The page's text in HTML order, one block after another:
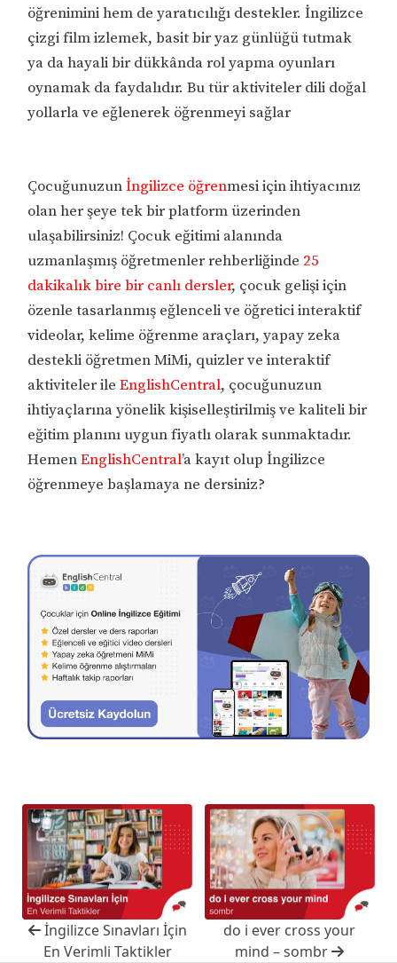
öğrenimini hem de yaratıcılığı destekler. İngilizce
çizgi film izlemek, basit bir yaz günlüğü tutmak
ya da hayali bir dükkânda rol yapma oyunları
oynamak da faydalıdır. Bu tür aktiviteler dili doğal
yollarla ve eğlenerek öğrenmeyi sağlar
Çocuğunuzunİngilizce öğrenmesi için ihtiyacınız
olan her şeye tek bir platform üzerinden
ulaşabilirsiniz! Çocuk eğitimi alanında
uzmanlaşmış öğretmenler rehberliğinde 25
dakikalık bire bir canlı dersler, çocuk gelişi için
özenle tasarlanmış eğlenceli ve öğretici interaktif
videolar, kelime öğrenme araçları, yapay zeka
destekli öğretmen MiMi, quizler ve interaktif
aktiviteler ileEnglishCentral, çocuğunuzun
ihtiyaçlarına yönelik kişiselleştirilmiş ve kaliteli bir
eğitim planını uygun fiyatlı olarak sunmaktadır.
HemenEnglishCentral’a kayıt olup İngilizce
öğrenmeye başlamaya ne dersiniz?
İngilizce Sınavları İçin
En Verimli Taktikler
do i ever cross your
mind – sombr